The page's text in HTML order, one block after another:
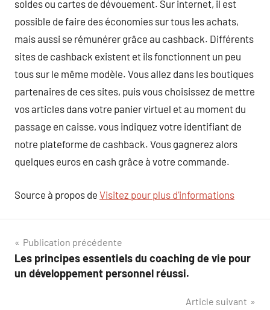
soldes ou cartes de dévouement. Sur internet, il est
possible de faire des économies sur tous les achats,
mais aussi se rémunérer grâce au cashback. Différents
sites de cashback existent et ils fonctionnent un peu
tous sur le même modèle. Vous allez dans les boutiques
partenaires de ces sites, puis vous choisissez de mettre
vos articles dans votre panier virtuel et au moment du
passage en caisse, vous indiquez votre identifiant de
notre plateforme de cashback. Vous gagnerez alors
quelques euros en cash grâce à votre commande.
Source à propos de Visitez pour plus d’informations
Navigation
de
Publication précédente
Les principes essentiels du coaching de vie pour
un développement personnel réussi.
Article suivant